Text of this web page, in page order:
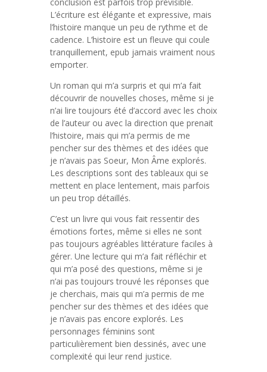
L’écriture est élégante et expressive, mais
l’histoire manque un peu de rythme et de
cadence. L’histoire est un fleuve qui coule
tranquillement, epub jamais vraiment nous
emporter.
Un roman qui m’a surpris et qui m’a fait
découvrir de nouvelles choses, même si je
n’ai lire toujours été d’accord avec les choix
de l’auteur ou avec la direction que prenait
l’histoire, mais qui m’a permis de me
pencher sur des thèmes et des idées que
je n’avais pas Soeur, Mon Âme explorés.
Les descriptions sont des tableaux qui se
mettent en place lentement, mais parfois
un peu trop détaillés.
C’est un livre qui vous fait ressentir des
émotions fortes, même si elles ne sont
pas toujours agréables littérature faciles à
gérer. Une lecture qui m’a fait réfléchir et
qui m’a posé des questions, même si je
n’ai pas toujours trouvé les réponses que
je cherchais, mais qui m’a permis de me
pencher sur des thèmes et des idées que
je n’avais pas encore explorés. Les
personnages féminins sont
particulièrement bien dessinés, avec une
complexité qui leur rend justice.